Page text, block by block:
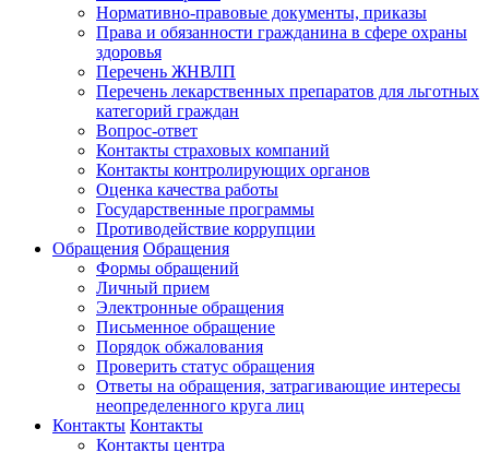
Нормативно-правовые документы, приказы
Права и обязанности гражданина в сфере охраны
здоровья
Перечень ЖНВЛП
Перечень лекарственных препаратов для льготных
категорий граждан
Вопрос-ответ
Контакты страховых компаний
Контакты контролирующих органов
Оценка качества работы
Государственные программы
Противодействие коррупции
Обращения Обращения
Формы обращений
Личный прием
Электронные обращения
Письменное обращение
Порядок обжалования
Проверить статус обращения
Ответы на обращения, затрагивающие интересы
неопределенного круга лиц
Контакты Контакты
Контакты центра